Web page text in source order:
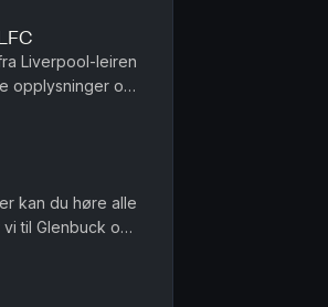
vondt?
Liverpool-leiren
opplysninger om
kan du høre alle
til Glenbuck og